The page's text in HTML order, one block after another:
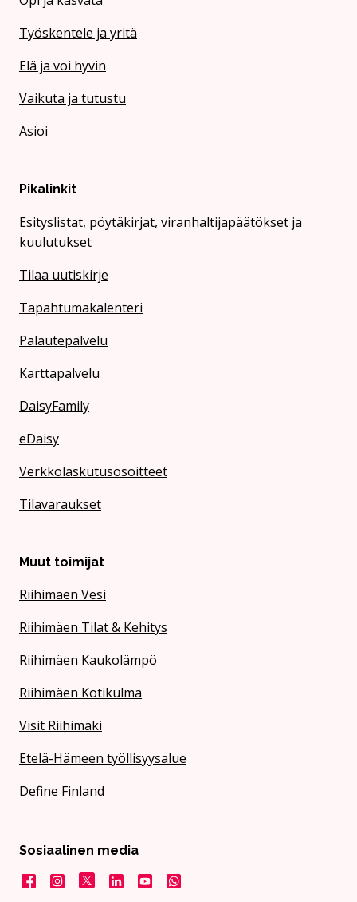
Työskentele ja yritä
Elä ja voi hyvin
Vaikuta ja tutustu
Asioi
Pikalinkit
Esityslistat, pöytäkirjat, viranhaltijapäätökset ja
kuulutukset
Tilaa uutiskirje
Tapahtumakalenteri
Palautepalvelu
Karttapalvelu
DaisyFamily
eDaisy
Verkkolaskutusosoitteet
Tilavaraukset
Muut toimijat
Riihimäen Vesi
Riihimäen Tilat & Kehitys
Riihimäen Kaukolämpö
Riihimäen Kotikulma
Visit Riihimäki
Etelä-Hämeen työllisyysalue
Define Finland
Sosiaalinen media
FacebookInstagram
X LinkedInYouTubeKaupunki WhatsApissa